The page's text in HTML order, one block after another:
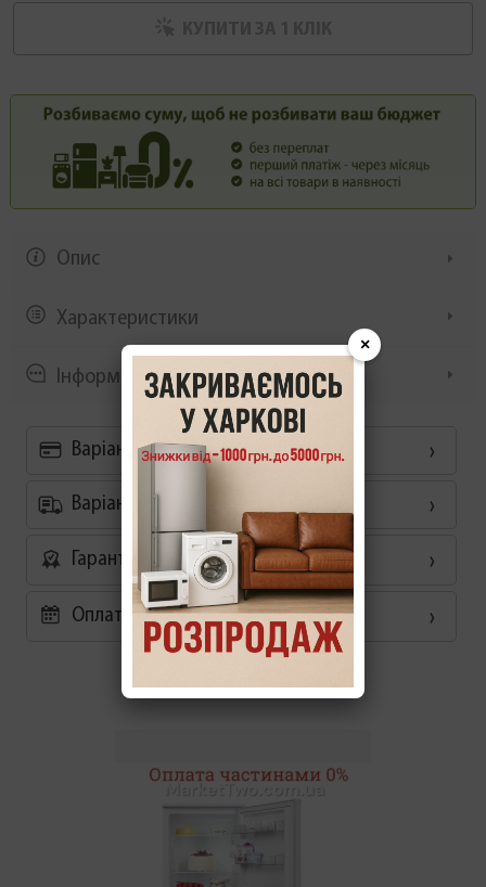
Опис
Характеристики
Інформація/демонстрація
Варіанти оплати
Варіанти доставки
Гарантія
Оплата частинами 0%
Схожі товари
×